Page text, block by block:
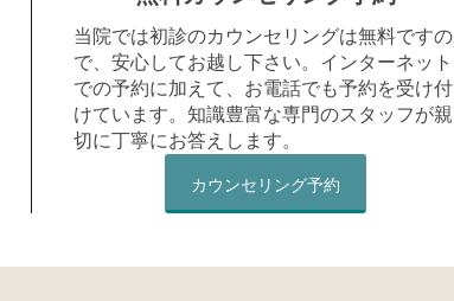
当院では初診のカウンセリングは無料ですの
で、安心してお越し下さい。インターネット
での予約に加えて、お電話でも予約を受け付
けています。知識豊富な専門のスタッフが親
切に丁寧にお答えします。
カウンセリング予約